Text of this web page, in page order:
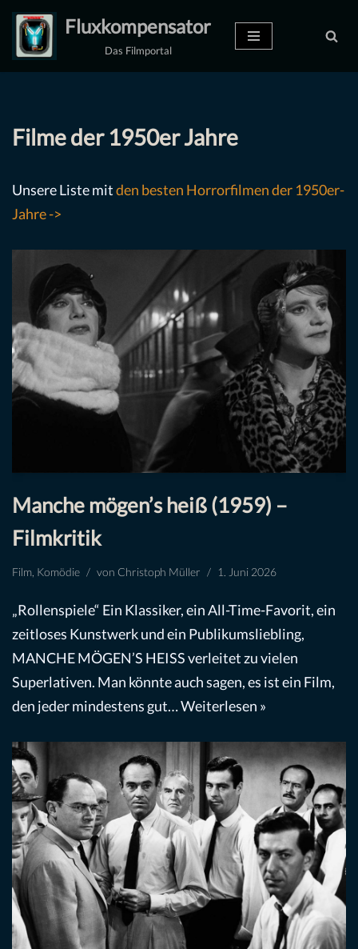
Zum
Inhalt
Fluxkompensator
Das Filmportal
Filme der 1950er Jahre
Unsere Liste mitden besten Horrorfilmen der 1950er-
Jahre ->
Manche mögen’s heiß (1959) –
Filmkritik
Film Komödie von Christoph Müller 1. Juni 2026
„Rollenspiele“ Ein Klassiker, ein All-Time-Favorit, ein
zeitloses Kunstwerk und ein Publikumsliebling,
MANCHE MÖGEN’S HEISS verleitet zu vielen
Superlativen. Man könnte auch sagen, es ist ein Film,
den jeder mindestens gut…Weiterlesen »